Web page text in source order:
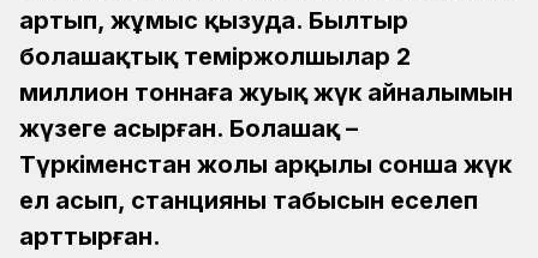
артып, жұмыс қызуда. Былтыр
болашақтық теміржолшылар 2
миллион тоннаға жуық жүк айналымын
жүзеге асырған. Болашақ –
Түркіменстан жолы арқылы сонша жүк
ел асып, станцияның табысын еселеп
арттырған.